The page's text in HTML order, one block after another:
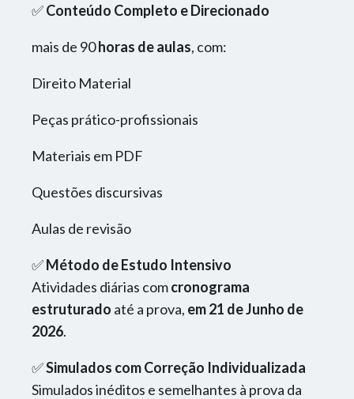
✅Conteúdo Completo e Direcionado
mais de 90horas de aulas, com:
Direito Material
Peças prático-profissionais
Materiais em PDF
Questões discursivas
Aulas de revisão
✅Método de Estudo Intensivo
Atividades diárias comcronograma
estruturado até a prova, em 21 de Junho de
2026.
✅Simulados com Correção Individualizada
Simulados inéditos e semelhantes à prova da